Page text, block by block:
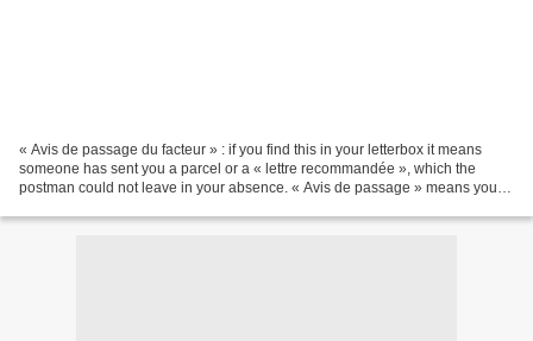
« Avis de passage du facteur » : if you find this in your letterbox it means
someone has sent you a parcel or a « lettre recommandée », which the
postman could not leave in your absence. « Avis de passage » means you